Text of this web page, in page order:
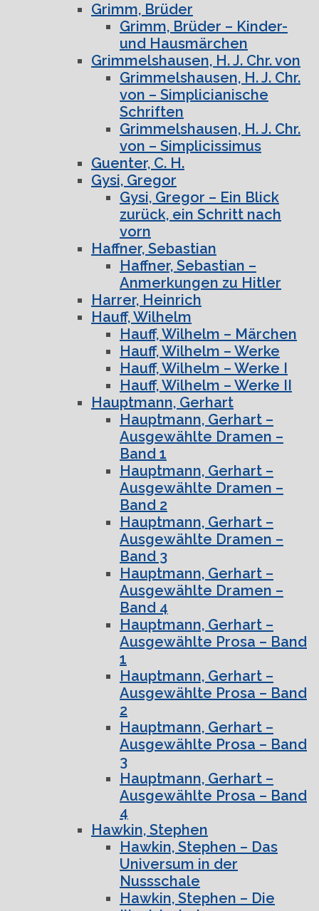
Grimm, Brüder
Grimm, Brüder – Kinder-
und Hausmärchen
Grimmelshausen, H. J. Chr. von
Grimmelshausen, H. J. Chr.
von – Simplicianische
Schriften
Grimmelshausen, H. J. Chr.
von – Simplicissimus
Guenter, C. H.
Gysi, Gregor
Gysi, Gregor – Ein Blick
zurück, ein Schritt nach
vorn
Haffner, Sebastian
Haffner, Sebastian –
Anmerkungen zu Hitler
Harrer, Heinrich
Hauff, Wilhelm
Hauff, Wilhelm – Märchen
Hauff, Wilhelm – Werke
Hauff, Wilhelm – Werke I
Hauff, Wilhelm – Werke II
Hauptmann, Gerhart
Hauptmann, Gerhart –
Ausgewählte Dramen –
Band 1
Hauptmann, Gerhart –
Ausgewählte Dramen –
Band 2
Hauptmann, Gerhart –
Ausgewählte Dramen –
Band 3
Hauptmann, Gerhart –
Ausgewählte Dramen –
Band 4
Hauptmann, Gerhart –
Ausgewählte Prosa – Band
1
Hauptmann, Gerhart –
Ausgewählte Prosa – Band
2
Hauptmann, Gerhart –
Ausgewählte Prosa – Band
3
Hauptmann, Gerhart –
Ausgewählte Prosa – Band
4
Hawkin, Stephen
Hawkin, Stephen – Das
Universum in der
Nussschale
Hawkin, Stephen – Die